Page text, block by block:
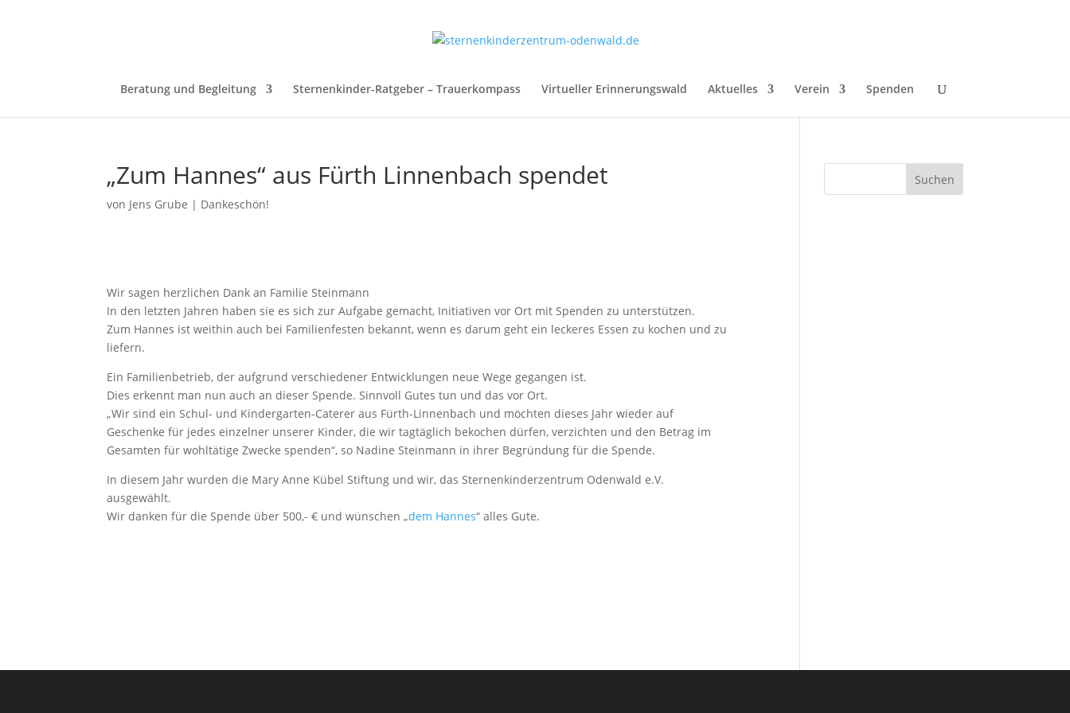
Beratung und Begleitung Sternenkinder-Ratgeber – Trauerkompass Virtueller Erinnerungswald Aktuelles Verein Spenden
„Zum Hannes“ aus Fürth Linnenbach spendet
von Jens Grube | Dankeschön!
Wir sagen herzlichen Dank an Familie Steinmann
In den letzten Jahren haben sie es sich zur Aufgabe gemacht, Initiativen vor Ort mit Spenden zu unterstützen.
Zum Hannes ist weithin auch bei Familienfesten bekannt, wenn es darum geht ein leckeres Essen zu kochen und zu
liefern.
Ein Familienbetrieb, der aufgrund verschiedener Entwicklungen neue Wege gegangen ist.
Dies erkennt man nun auch an dieser Spende. Sinnvoll Gutes tun und das vor Ort.
„Wir sind ein Schul- und Kindergarten-Caterer aus Fürth-Linnenbach und möchten dieses Jahr wieder auf
Geschenke für jedes einzelner unserer Kinder, die wir tagtäglich bekochen dürfen, verzichten und den Betrag im
Gesamten für wohltätige Zwecke spenden“, so Nadine Steinmann in ihrer Begründung für die Spende.
In diesem Jahr wurden die Mary Anne Kübel Stiftung und wir, das Sternenkinderzentrum Odenwald e.V.
ausgewählt.
Wir danken für die Spende über 500,- € und wünschen „dem Hannes“ alles Gute.